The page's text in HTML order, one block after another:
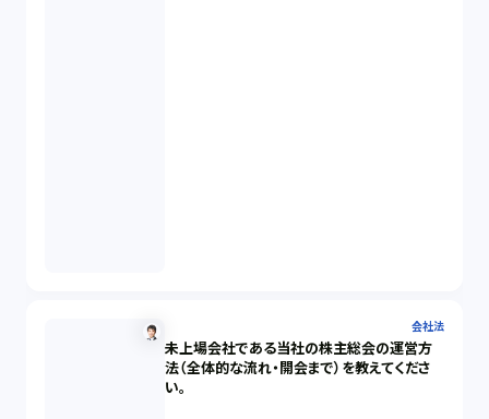
会社法
未上場会社である当社の株主総会の運営方
法（全体的な流れ・開会まで）を教えてくださ
い。